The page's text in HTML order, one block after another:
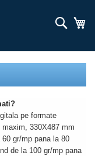
pe formate
330X487 mm
gr/mp pana la 80
de la 100 gr/mp pana